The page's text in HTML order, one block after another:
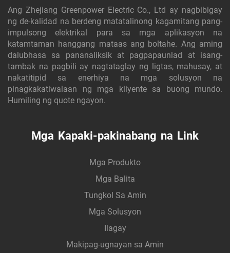
Ang Zhejiang Greenpower Electric Co., Ltd ay nagbibigay
ng de-kalidad na berdeng matatalinong kagamitang pang-
impulsong elektrikal para sa mga aplikasyon na
katamtaman hanggang mataas ang boltahe. Ang aming
dalubhasa sa pananaliksik at pagpapaunlad at isang-
tambak na pagbili ay nagtataglay ng ligtas, mahusay, at
nakatitipid sa enerhiya na mga solusyon na
pinagkakatiwalaan ng mga kliyente sa buong mundo.
Humiling ng quote ngayon.
Mga Kapaki-pakinabang na Link
Mga Produkto
Mga Balita
Tungkol Sa Amin
Mga Solusyon
Ilagay
Makipag-ugnayan sa Amin